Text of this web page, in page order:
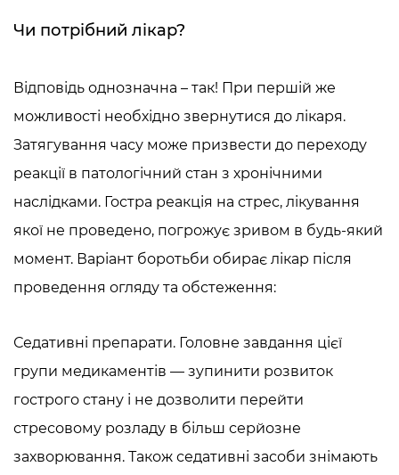
Чи потрібний лікар?
Відповідь однозначна – так! При першій же
можливості необхідно звернутися до лікаря.
Затягування часу може призвести до переходу
реакції в патологічний стан з хронічними
наслідками. Гостра реакція на стрес, лікування
якої не проведено, погрожує зривом в будь-який
момент. Варіант боротьби обирає лікар після
проведення огляду та обстеження:
Седативні препарати. Головне завдання цієї
групи медикаментів — зупинити розвиток
гострого стану і не дозволити перейти
стресовому розладу в більш серйозне
захворювання. Також седативні засоби знімають